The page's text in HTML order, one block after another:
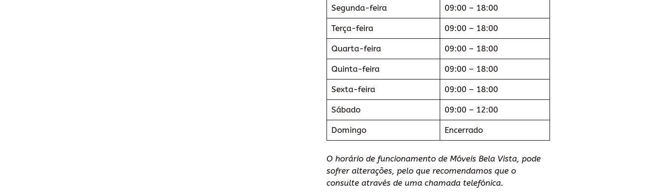
Segunda-feira 09:00 – 18:00
Terça-feira 09:00 – 18:00
Quarta-feira 09:00 – 18:00
Quinta-feira 09:00 – 18:00
Sexta-feira 09:00 – 18:00
Sábado 09:00 – 12:00
Domingo Encerrado
O horário de funcionamento de Móveis Bela Vista, pode
sofrer alterações, pelo que recomendamos que o
consulte através de uma chamada telefónica.